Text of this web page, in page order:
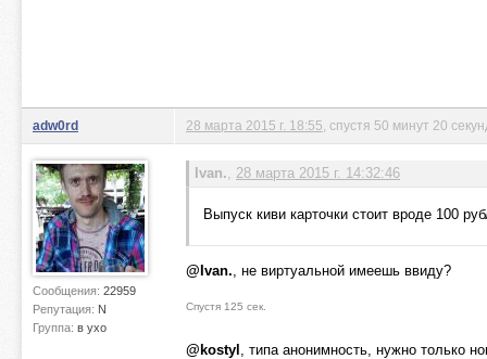
adw0rd
Сообщения: 22959
Репутация: N
Группа: в ухо
28 марта 2015 г. 18:55 , спустя 50 минут 20
Ivan., 28 марта 2015 г. 14:32:46
Выпуск киви карточки стоит вроде 100
@Ivan., не виртуальной имеешь ввиду?
Спустя 125 сек.
@kostyl , типа анонимность, нужно только